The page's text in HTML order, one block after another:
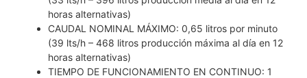
horas alternativas)
CAUDAL NOMINAL MÁXIMO: 0,65 litros por minuto
(39 lts/h – 468 litros producción máxima al día en 12
horas alternativas)
TIEMPO DE FUNCIONAMIENTO EN CONTINUO: 1